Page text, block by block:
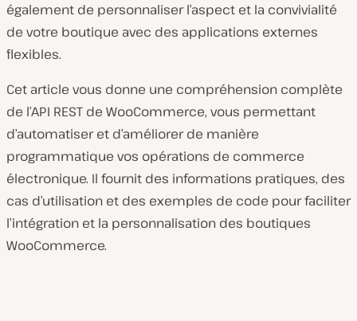
également de personnaliser l’aspect et la convivialité
de votre boutique avec des applications externes
flexibles.
Cet article vous donne une compréhension complète
de l’API REST de WooCommerce, vous permettant
d’automatiser et d’améliorer de manière
programmatique vos opérations de commerce
électronique. Il fournit des informations pratiques, des
cas d’utilisation et des exemples de code pour faciliter
l’intégration et la personnalisation des boutiques
WooCommerce.